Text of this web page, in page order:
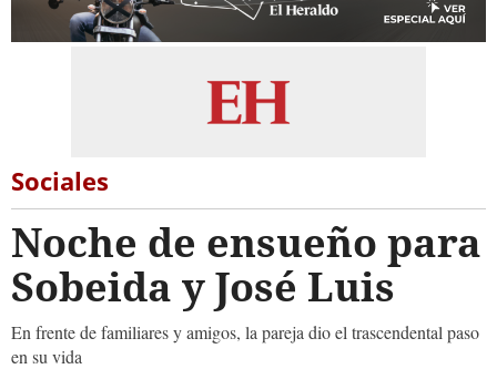
Sociales
Noche de ensueño para
Sobeida y José Luis
En frente de familiares y amigos, la pareja dio el trascendental paso
en su vida